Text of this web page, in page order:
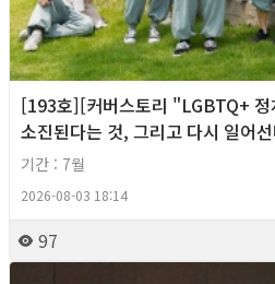
[193호][커버스토리 "LGBTQ+
소진된다는 것, 그리고 다시 일어
기간 : 7월
2026-08-03 18:14
97